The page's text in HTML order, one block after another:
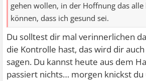
gehen wollen, in der Hoffnung das alle
können, dass ich gesund sei.
Du solltest dir mal verinnerlichen
die Kontrolle hast, das wird dir
sagen. Du kannst heute aus dem
passiert nichts… morgen knickst du